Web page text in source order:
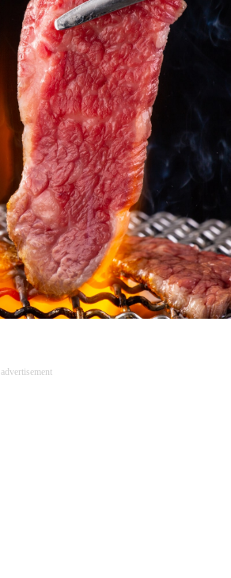
advertisement